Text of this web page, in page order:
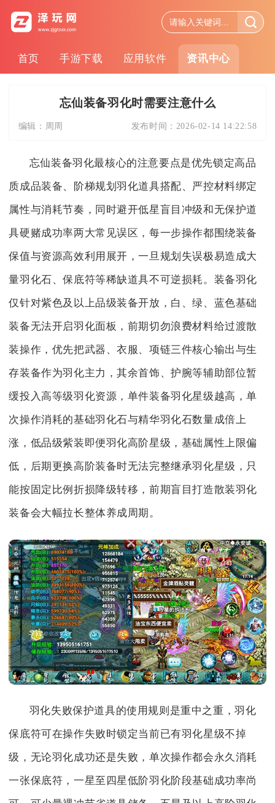
首页 手游下载 应用软件 资讯中心
忘仙装备羽化时需要注意什么
编辑： 周周 发布时间： 2026-02-14 14:22:58
忘仙装备羽化最核心的注意要点是优先锁定高品
质成品装备、阶梯规划羽化道具搭配、严控材料绑定
属性与消耗节奏，同时避开低星盲目冲级和无保护道
具硬赌成功率两大常见误区，每一步操作都围绕装备
保值与资源高效利用展开，一旦规划失误极易造成大
量羽化石、保底符等稀缺道具不可逆损耗。装备羽化
仅针对紫色及以上品级装备开放，白、绿、蓝色基础
装备无法开启羽化面板，前期切勿浪费材料给过渡散
装操作，优先把武器、衣服、项链三件核心输出与生
存装备作为羽化主力，其余首饰、护腕等辅助部位暂
缓投入高等级羽化资源，单件装备羽化星级越高，单
次操作消耗的基础羽化石与精华羽化石数量成倍上
涨，低品级紫装即便羽化高阶星级，基础属性上限偏
低，后期更换高阶装备时无法完整继承羽化星级，只
能按固定比例折损降级转移，前期盲目打造散装羽化
装备会大幅拉长整体养成周期。
羽化失败保护道具的使用规则是重中之重，羽化
保底符可在操作失败时锁定当前已有羽化星级不掉
级，无论羽化成功还是失败，单次操作都会永久消耗
一张保底符，一星至四星低阶羽化阶段基础成功率尚